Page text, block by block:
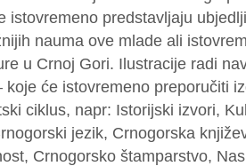
istovremeno predstavljaju
nauma ove mlade ali
u Crnoj Gori. Ilustracije radi
koje će istovremeno preporučiti
ciklus, napr: Istorijski izvori,
jezik, Crnogorska
Crnogorsko štamparstvo,